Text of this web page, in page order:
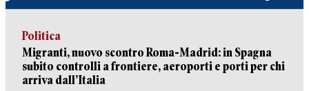
Politica
Migranti, nuovo scontro Roma-Madrid: in Spagna
subito controlli a frontiere, aeroporti e porti per chi
arriva dall’Italia